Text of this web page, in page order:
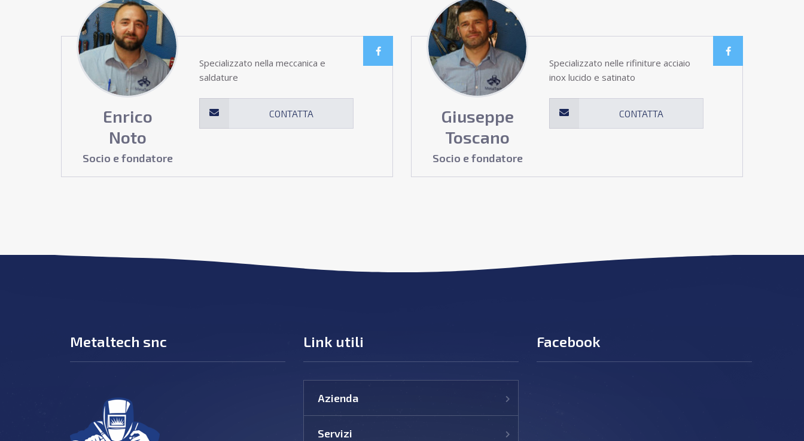
Enrico
Noto
Socio e fondatore
Specializzato nella meccanica e
saldature
CONTATTA
Giuseppe
Toscano
Socio e fondatore
Specializzato nelle rifiniture acciaio
inox lucido e satinato
CONTATTA
Metaltech snc Link utili
Azienda
Servizi
Facebook